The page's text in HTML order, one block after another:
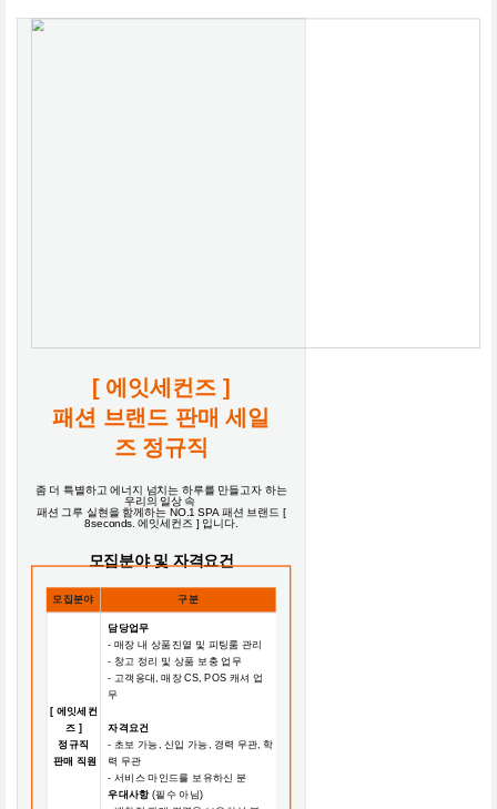
[ 에잇세컨즈 ]
패션 브랜드 판매 세일
즈 정규직
좀 더 특별하고 에너지 넘치는 하루를 만들고자 하는
우리의 일상 속
패션 그루 실현을 함께하는 NO.1 SPA 패션 브랜드 [
8seconds. 에잇세컨즈 ] 입니다.
모집분야 및 자격요건
모집분야 구분
[ 에잇세컨
즈 ]
정규직
판매 직원
담당업무
- 매장 내 상품진열 및 피팅룸 관리
- 창고 정리 및 상품 보충 업무
- 고객응대, 매장 CS, POS 캐셔 업
무
자격요건
- 초보 가능, 신입 가능, 경력 무관, 학
력 무관
- 서비스 마인드를 보유하신 분
우대사항 (필수 아님)